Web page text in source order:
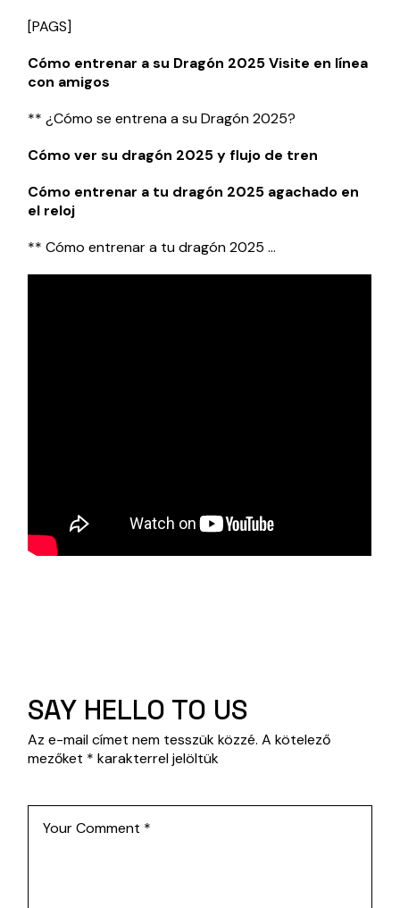
[PAGS]
Cómo entrenar a su Dragón 2025 Visite en línea
con amigos
** ¿Cómo se entrena a su Dragón 2025?
Cómo ver su dragón 2025 y flujo de tren
Cómo entrenar a tu dragón 2025 agachado en
el reloj
** Cómo entrenar a tu dragón 2025 …
SAY HELLO TO US
Az e-mail címet nem tesszük közzé. A kötelező
mezőket * karakterrel jelöltük